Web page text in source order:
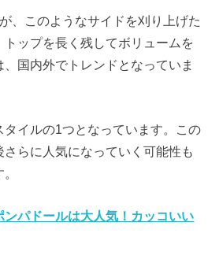
、このようなサイドを刈り上げた
トップを長く残してボリュームを
国内外でトレンドとなっていま
イルの1つとなっています。この
らに人気になっていく可能性も
ンパドールは大人気！カッコいい